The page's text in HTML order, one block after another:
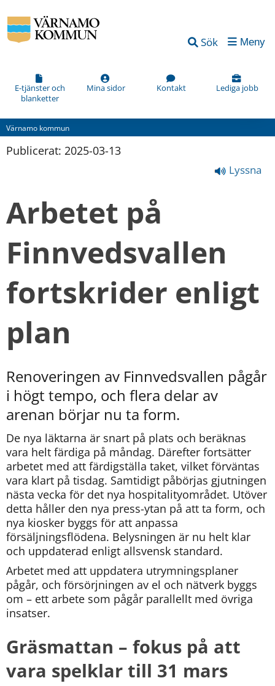
Sök Meny
E-tjänster och
blanketter
Mina sidor Kontakt Lediga jobb
Värnamo kommun
Publicerat: 2025-03-13
Lyssna
Arbetet på
Finnvedsvallen
fortskrider enligt
plan
Renoveringen av Finnvedsvallen pågår
i högt tempo, och flera delar av
arenan börjar nu ta form.
De nya läktarna är snart på plats och beräknas
vara helt färdiga på måndag. Därefter fortsätter
arbetet med att färdigställa taket, vilket förväntas
vara klart på tisdag. Samtidigt påbörjas gjutningen
nästa vecka för det nya hospitalityområdet. Utöver
detta håller den nya press-ytan på att ta form, och
nya kiosker byggs för att anpassa
försäljningsflödena. Belysningen är nu helt klar
och uppdaterad enligt allsvensk standard.
Arbetet med att uppdatera utrymningsplaner
pågår, och försörjningen av el och nätverk byggs
om – ett arbete som pågår parallellt med övriga
insatser.
Gräsmattan – fokus på att
vara spelklar till 31 mars